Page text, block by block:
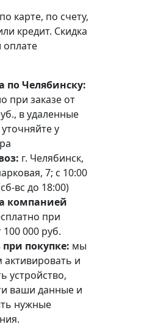
карте, по счету,
кредит. Скидка
оплате
по Челябинску:
при заказе от
в удаленные
у
г. Челябинск,
7; с 10:00
вс до 18:00)
компанией
при
100 000 руб.
покупке: мы
и
устройство,
ваши данные и
нужные